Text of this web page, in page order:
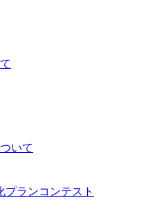
いて
プランコンテスト